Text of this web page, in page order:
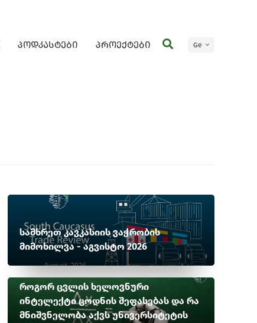
პოდკასტები პროექტები
Ge
სამხრეთ კავკასიის ვაჭრობის
მიმოხილვა - აგვისტო 2026
როგორ ცვლის ხელოვნური
ინტელექტი ცოდნის შეფასებას და რა
მნიშვნელობა აქვს უნივერსიტეტის